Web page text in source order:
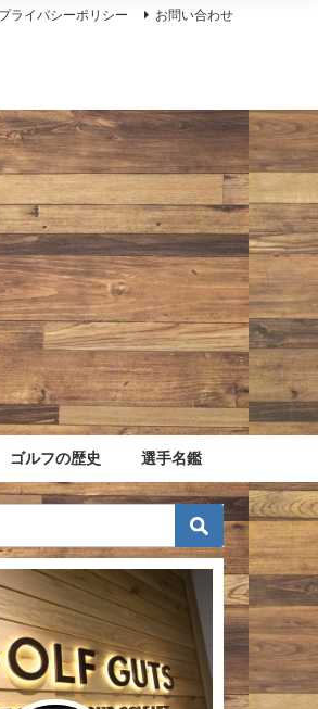
ライバシーポリシー お問い合わせ
ゴルフの歴史 選手名鑑